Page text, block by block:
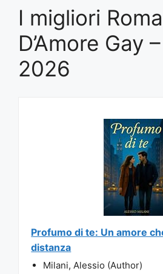
I migliori
D’Amore Gay
2026
Profumo di te: Un amore
distanza
Milani, Alessio (Author)